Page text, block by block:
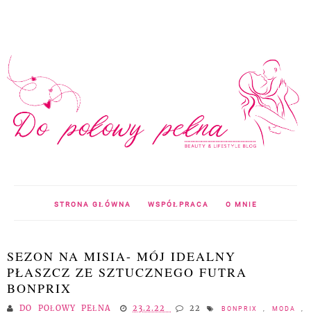
STRONA GŁÓWNA WSPÓŁPRACA O MNIE
SEZON NA MISIA- MÓJ IDEALNY
PŁASZCZ ZE SZTUCZNEGO FUTRA
BONPRIX
DO POŁOWY PEŁNA 23.2.22 22 BONPRIX MODA